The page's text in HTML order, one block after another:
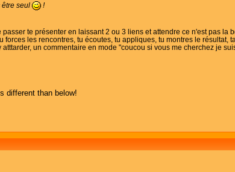
être seul
!
te présenter en laissant 2 ou 3 liens et attendre ce n'est pas la
les rencontres, tu écoutes, tu appliques, tu montres le résultat,
un commentaire en mode "coucou si vous me cherchez je
different than below!